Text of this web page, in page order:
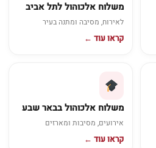
משלוח אלכוהול לתל אביב
לאירוח, מסיבה ומתנה בעיר
קראו עוד ←
משלוח אלכוהול בבאר שבע
אירועים, מסיבות ומארזים
קראו עוד ←